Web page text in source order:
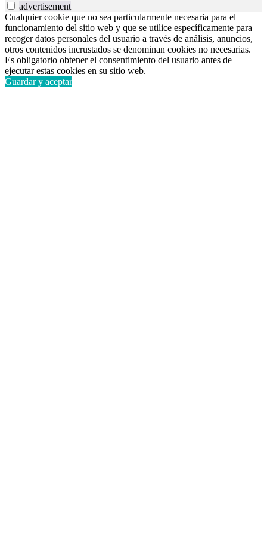
advertisement
Cualquier cookie que no sea particularmente necesaria para el
funcionamiento del sitio web y que se utilice específicamente para
recoger datos personales del usuario a través de análisis, anuncios,
otros contenidos incrustados se denominan cookies no necesarias.
Es obligatorio obtener el consentimiento del usuario antes de
ejecutar estas cookies en su sitio web.
Guardar y aceptar